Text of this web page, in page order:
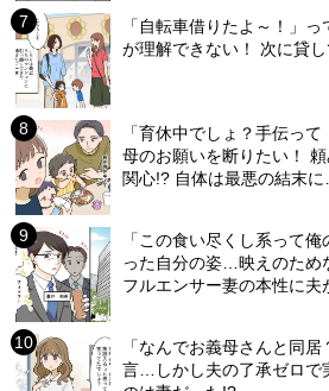
「自転車借りたよ～！」
が理解できない！ 次に貸
「育休中でしょ？手伝っ
母のお願いを断りたい！
関心!? 自体は最悪の結末に
「この食い尽くし系って
った自分の姿…映えのため
フルエンサー妻の本性に夫
「なんでお義母さんと同
言…しかし夫の了承ゼロで